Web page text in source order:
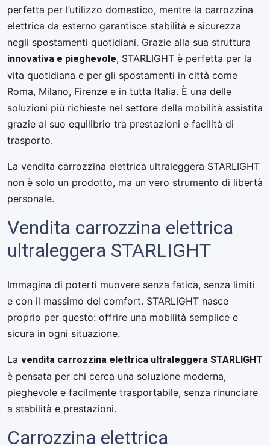
perfetta per l’utilizzo domestico, mentre la carrozzina
elettrica da esterno garantisce stabilità e sicurezza
negli spostamenti quotidiani. Grazie alla sua struttura
innovativa e pieghevole, STARLIGHT è perfetta per la
vita quotidiana e per gli spostamenti in città come
Roma, Milano, Firenze e in tutta Italia. È una delle
soluzioni più richieste nel settore della mobilità assistita
grazie al suo equilibrio tra prestazioni e facilità di
trasporto.
La vendita carrozzina elettrica ultraleggera STARLIGHT
non è solo un prodotto, ma un vero strumento di libertà
personale.
Vendita carrozzina elettrica
ultraleggera STARLIGHT
Immagina di poterti muovere senza fatica, senza limiti
e con il massimo del comfort. STARLIGHT nasce
proprio per questo: offrire una mobilità semplice e
sicura in ogni situazione.
La vendita carrozzina elettrica ultraleggera STARLIGHT
è pensata per chi cerca una soluzione moderna,
pieghevole e facilmente trasportabile, senza rinunciare
a stabilità e prestazioni.
Carrozzina elettrica